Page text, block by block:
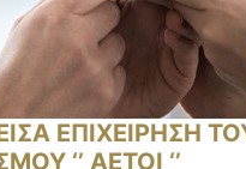
ΕΠΙΧΕΙΡΗΣΗ
‘’ ΑΕΤΟΙ ‘’